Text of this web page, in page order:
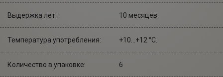
Выдержка лет: 10 месяцев
Температура употребления: +10...+12 °С.
Количество в упаковке: 6